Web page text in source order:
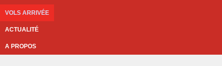
VOLS ARRIVÉE
ACTUALITÉ
A PROPOS